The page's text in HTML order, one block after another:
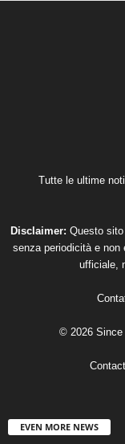
Tutte le ultime
Disclaimer: Questo
senza periodicità e non
ufficiale,
© 2026 Since
EVEN MORE NEWS